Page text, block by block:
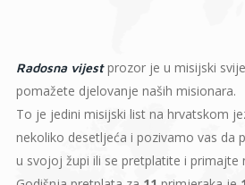
Radosna vijestprozor je u misijski
pomažete djelovanje naših misionara.
To je jedini misijski list na hrvatskom
nekoliko desetljeća i pozivamo vas da
u svojoj župi ili se pretplatite i primajte